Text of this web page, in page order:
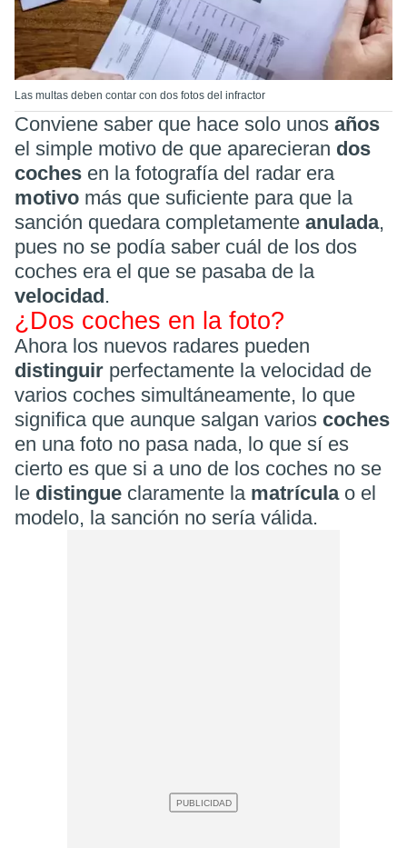
Las multas deben contar con dos fotos del infractor
Conviene saber que hace solo unos años
el simple motivo de que aparecieran dos
coches en la fotografía del radar era
motivo más que suficiente para que la
sanción quedara completamente anulada,
pues no se podía saber cuál de los dos
coches era el que se pasaba de la
velocidad.
¿Dos coches en la foto?
Ahora los nuevos radares pueden
distinguir perfectamente la velocidad de
varios coches simultáneamente, lo que
significa que aunque salgan varios coches
en una foto no pasa nada, lo que sí es
cierto es que si a uno de los coches no se
le distingue claramente la matrícula o el
modelo, la sanción no sería válida.